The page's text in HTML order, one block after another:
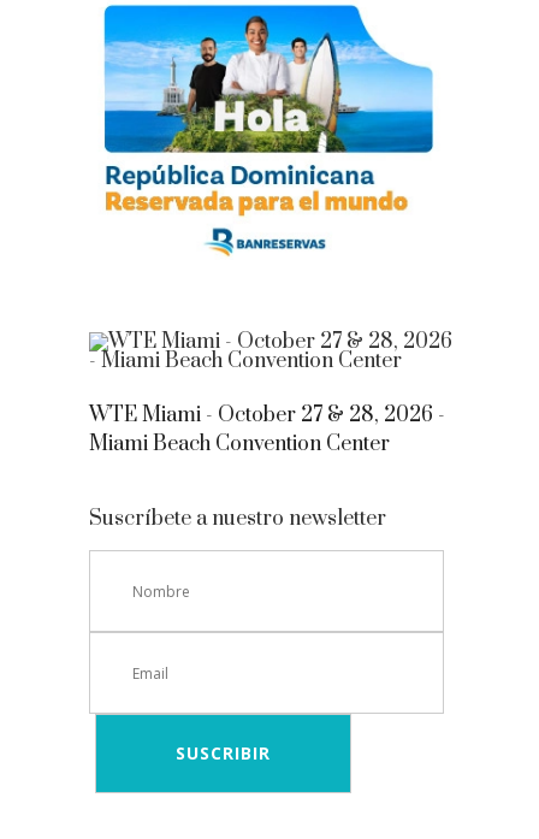
WTE Miami - October 27 & 28, 2026 -
Miami Beach Convention Center
Suscríbete a nuestro newsletter